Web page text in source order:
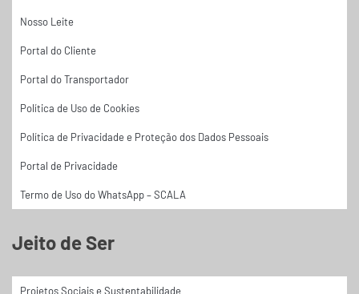
Nosso Leite
Portal do Cliente
Portal do Transportador
Política de Uso de Cookies
Política de Privacidade e Proteção dos Dados Pessoais
Portal de Privacidade
Termo de Uso do WhatsApp – SCALA
Jeito de Ser
Projetos Sociais e Sustentabilidade